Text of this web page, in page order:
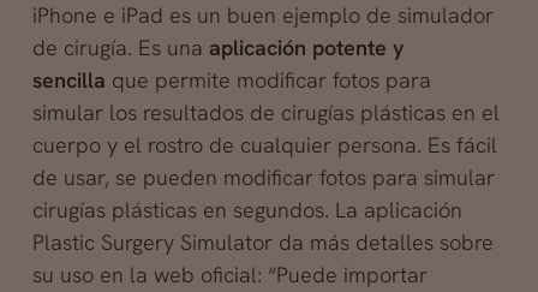
iPhone e iPad es un buen ejemplo de simulador
de cirugía. Es una aplicación potente y
sencilla que permite modificar fotos para
simular los resultados de cirugías plásticas en el
cuerpo y el rostro de cualquier persona. Es fácil
de usar, se pueden modificar fotos para simular
cirugías plásticas en segundos. La aplicación
Plastic Surgery Simulator da más detalles sobre
su uso en la web oficial: “Puede importar